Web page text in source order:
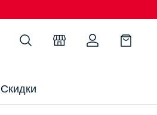
Скидки